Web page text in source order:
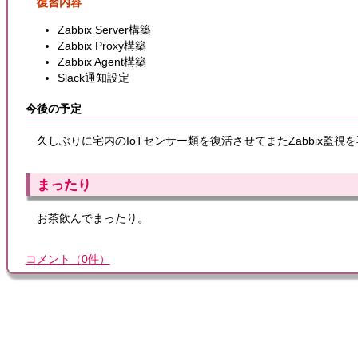
Zabbix Server構築
Zabbix Proxy構築
Zabbix Agent構築
Slack通知設定
今後の予定
久しぶりに宅内のIoTセンサー類を復活させてまたZabbix監視を
まったり
お茶飲んでまったり。
コメント （0件）